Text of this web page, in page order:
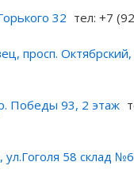
32 тел: +7
просп.
Победы 93, 2 этаж
58 склад №6